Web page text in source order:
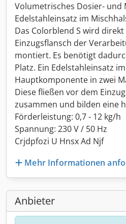
Volumetrisches Dosier- und
Edelstahleinsatz im
Das Colorblend S wird
Einzugsflansch der
montiert. Es benötigt
Platz. Ein Edelstahleinsatz
Hauptkomponente in zwei
Diese fließen vor dem
zusammen und bilden eine
Förderleistung: 0,7 - 12 kg/h
Spannung: 230 V / 50 Hz
Crjdpfozi U Hnsx Ad Njf
Mehr Informationen
Anbieter